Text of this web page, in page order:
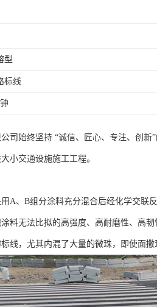
型
标线
司始终坚持 “诚信、匠心、专注、创
小交通设施施工工程。
A、B组分涂料充分混合后经化学交联
料无法比拟的高强度、高耐磨性、高
线，尤其内混了大量的微珠，即使面